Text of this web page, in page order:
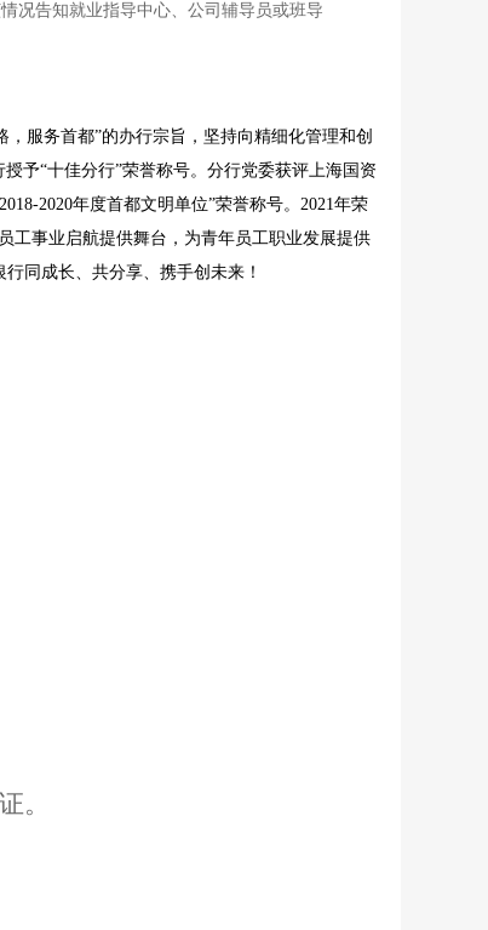
况告知就业指导中心、公司辅导员或班导
服务首都”的办行宗旨，坚持向精细化管理和创
予“十佳分行”荣誉称号。分行党委获评上海国资
2020年度首都文明单位”荣誉称号。2021年荣
工事业启航提供舞台，为青年员工职业发展提供
同成长、共分享、携手创未来！
。